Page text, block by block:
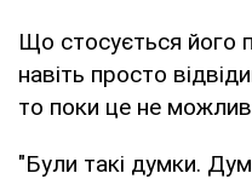
Що стосується його
навіть просто
то поки це не
"Були такі думки.